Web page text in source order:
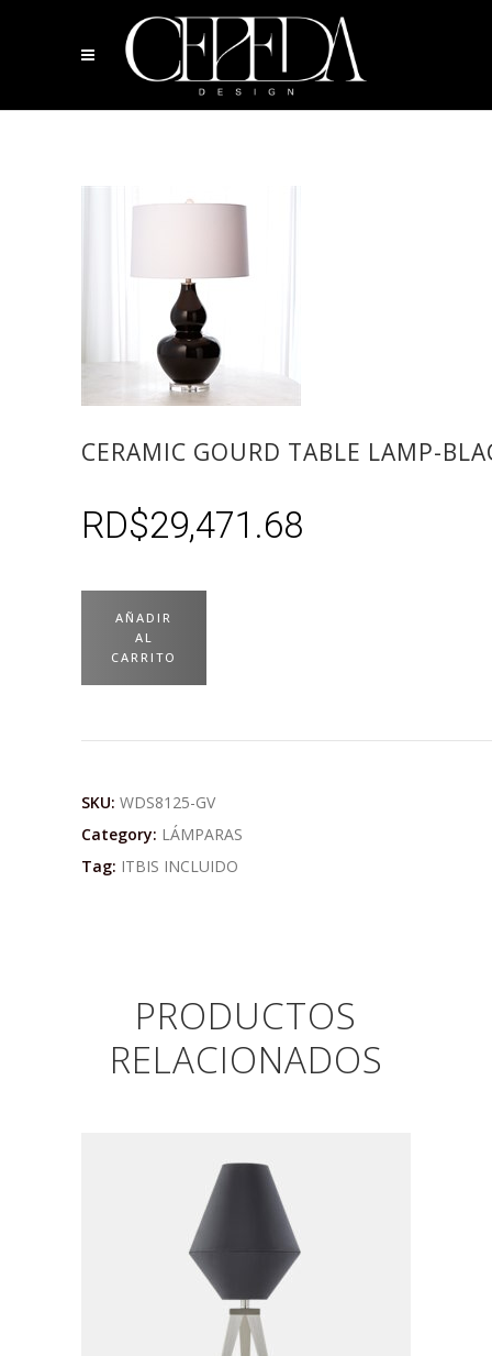
CERAMIC GOURD TABLE LAMP-
RD$29,471.68
AÑADIR
AL
CARRITO
SKU: WDS8125-GV
Category: LÁMPARAS
Tag: ITBIS INCLUIDO
PRODUCTOS
RELACIONADOS